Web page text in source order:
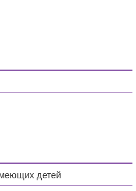
детей